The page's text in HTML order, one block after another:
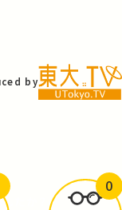
by
たか？
0